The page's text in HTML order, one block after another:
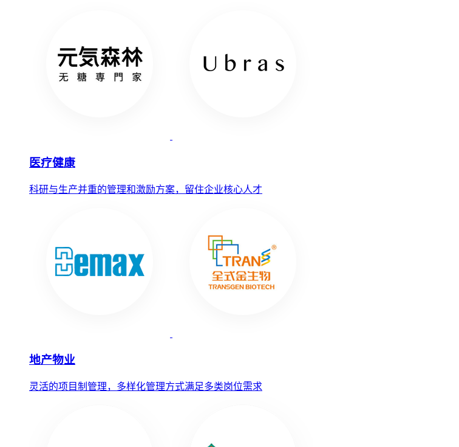
医疗健康
科研与生产并重的管理和激励方案，留住企业核心人才
地产物业
灵活的项目制管理，多样化管理方式满足多类岗位需求